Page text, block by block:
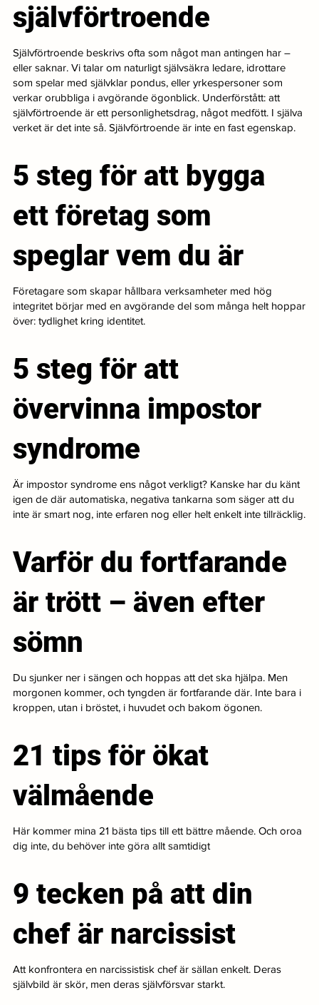
självförtroende
Självförtroende beskrivs ofta som något man antingen har –
eller saknar. Vi talar om naturligt självsäkra ledare, idrottare
som spelar med självklar pondus, eller yrkespersoner som
verkar orubbliga i avgörande ögonblick. Underförstått: att
självförtroende är ett personlighetsdrag, något medfött. I själva
verket är det inte så. Självförtroende är inte en fast egenskap.
5 steg för att bygga
ett företag som
speglar vem du är
Företagare som skapar hållbara verksamheter med hög
integritet börjar med en avgörande del som många helt hoppar
över: tydlighet kring identitet.
5 steg för att
övervinna impostor
syndrome
Är impostor syndrome ens något verkligt? Kanske har du känt
igen de där automatiska, negativa tankarna som säger att du
inte är smart nog, inte erfaren nog eller helt enkelt inte tillräcklig.
Varför du fortfarande
är trött – även efter
sömn
Du sjunker ner i sängen och hoppas att det ska hjälpa. Men
morgonen kommer, och tyngden är fortfarande där. Inte bara i
kroppen, utan i bröstet, i huvudet och bakom ögonen.
21 tips för ökat
välmående
Här kommer mina 21 bästa tips till ett bättre mående. Och oroa
dig inte, du behöver inte göra allt samtidigt
9 tecken på att din
chef är narcissist
Att konfrontera en narcissistisk chef är sällan enkelt. Deras
självbild är skör, men deras självförsvar starkt.